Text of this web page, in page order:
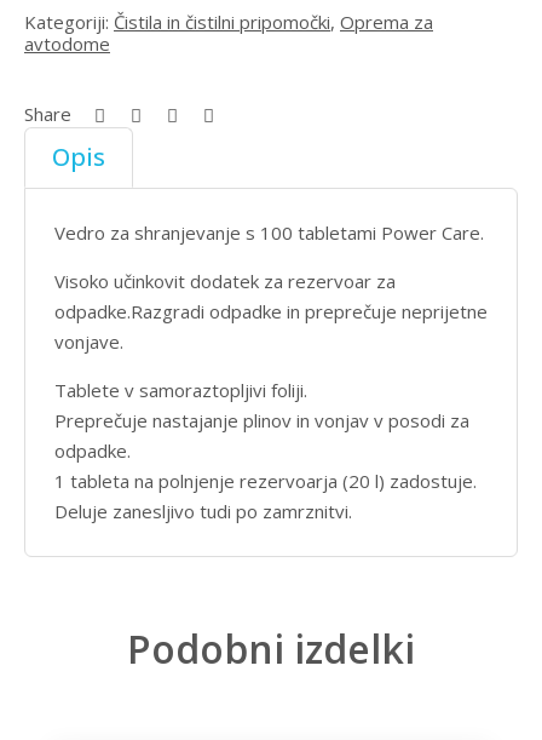
Kategoriji: Čistila in čistilni pripomočki, Oprema za
avtodome
Share
Opis
Vedro za shranjevanje s 100 tabletami Power Care.
Visoko učinkovit dodatek za rezervoar za
odpadke.Razgradi odpadke in preprečuje neprijetne
vonjave.
Tablete v samoraztopljivi foliji.
Preprečuje nastajanje plinov in vonjav v posodi za
odpadke.
1 tableta na polnjenje rezervoarja (20 l) zadostuje.
Deluje zanesljivo tudi po zamrznitvi.
Podobni izdelki